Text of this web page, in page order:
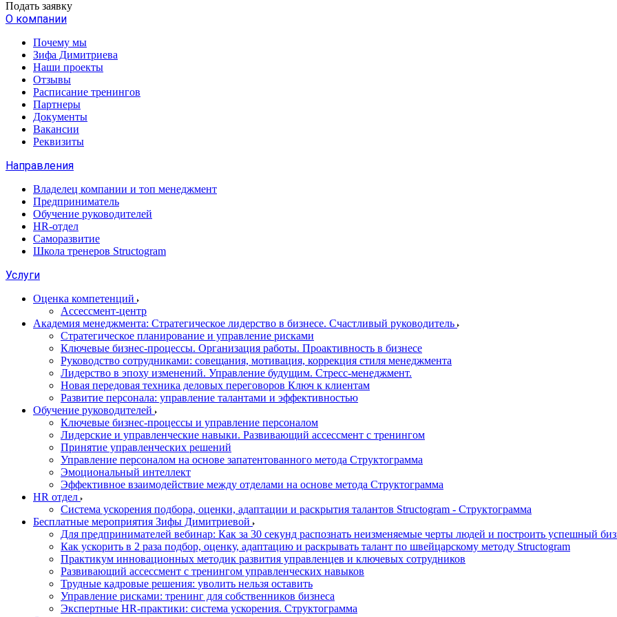
Подать заявку
О компании
Почему мы
Зифа Димитриева
Наши проекты
Отзывы
Расписание тренингов
Партнеры
Документы
Вакансии
Реквизиты
Направления
Владелец компании и топ менеджмент
Предприниматель
Обучение руководителей
HR-отдел
Саморазвитие
Школа тренеров Structogram
Услуги
Оценка компетенций
Ассессмент-центр
Академия менеджмента: Стратегическое лидерство в бизнесе. Счастливый руководитель
Стратегическое планирование и управление рисками
Ключевые бизнес-процессы. Организация работы. Проактивность в бизнесе
Руководство сотрудниками: совещания, мотивация, коррекция стиля менеджмента
Лидерство в эпоху изменений. Управление будущим. Стресс-менеджмент.
Новая передовая техника деловых переговоров Ключ к клиентам
Развитие персонала: управление талантами и эффективностью
Обучение руководителей
Ключевые бизнес-процессы и управление персоналом
Лидерские и управленческие навыки. Развивающий ассессмент с тренингом
Принятие управленческих решений
Управление персоналом на основе запатентованного метода Структограмма
Эмоциональный интеллект
Эффективное взаимодействие между отделами на основе метода Структограмма
HR отдел
Система ускорения подбора, оценки, адаптации и раскрытия талантов Structogram - Структограмма
Бесплатные мероприятия Зифы Димитриевой
Для предпринимателей вебинар: Как за 30 секунд распознать неизменяемые черты людей и построить успешный
Как ускорить в 2 раза подбор, оценку, адаптацию и раскрывать талант по швейцарскому методу Structogram
Практикум инновационных методик развития управленцев и ключевых сотрудников
Развивающий ассессмент с тренингом управленческих навыков
Трудные кадровые решения: уволить нельзя оставить
Управление рисками: тренинг для собственников бизнеса
Экспертные HR-практики: система ускорения. Структограмма